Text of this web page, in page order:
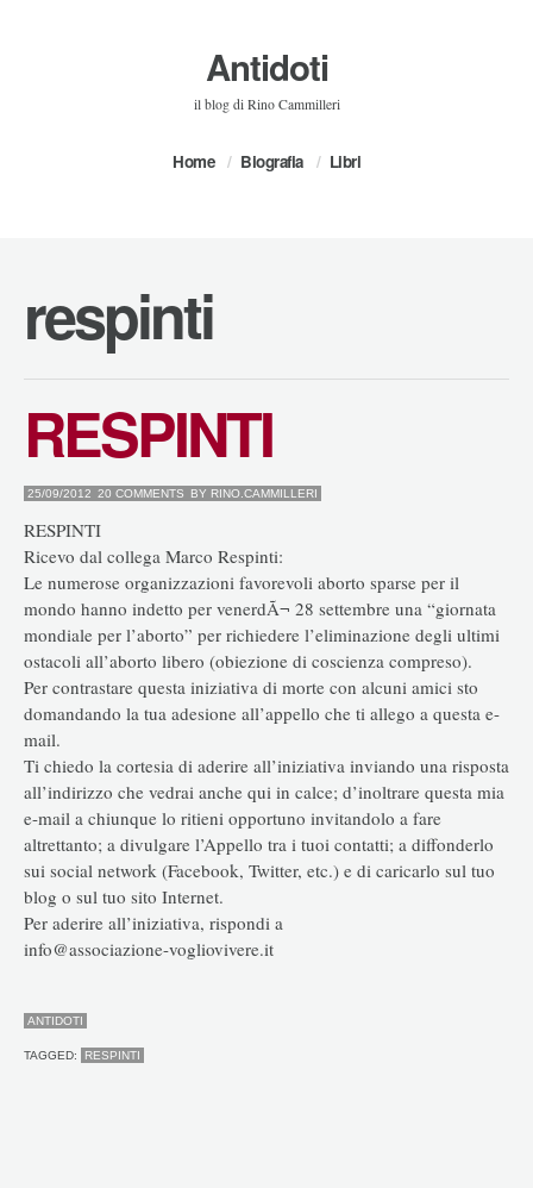
Antidoti
il blog di Rino Cammilleri
Home Biografia Libri
respinti
RESPINTI
25/09/2012 20 COMMENTS BY RINO.CAMMILLERI
RESPINTI
Ricevo dal collega Marco Respinti:
Le numerose organizzazioni favorevoli aborto sparse per il
mondo hanno indetto per venerdÃ¬ 28 settembre una “giornata
mondiale per l’aborto” per richiedere l’eliminazione degli ultimi
ostacoli all’aborto libero (obiezione di coscienza compreso).
Per contrastare questa iniziativa di morte con alcuni amici sto
domandando la tua adesione all’appello che ti allego a questa e-
mail.
Ti chiedo la cortesia di aderire all’iniziativa inviando una risposta
all’indirizzo che vedrai anche qui in calce; d’inoltrare questa mia
e-mail a chiunque lo ritieni opportuno invitandolo a fare
altrettanto; a divulgare l’Appello tra i tuoi contatti; a diffonderlo
sui social network (Facebook, Twitter, etc.) e di caricarlo sul tuo
blog o sul tuo sito Internet.
Per aderire all’iniziativa, rispondi a
info@associazione-vogliovivere.it
ANTIDOTI
TAGGED: RESPINTI